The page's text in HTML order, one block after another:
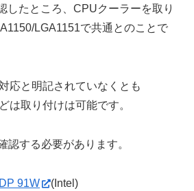
したところ、CPUクーラーを取り
LGA1151で共通とのことで
応と明記されていなくとも
は取り付けは可能です。
認する必要があります。
91W (Intel)